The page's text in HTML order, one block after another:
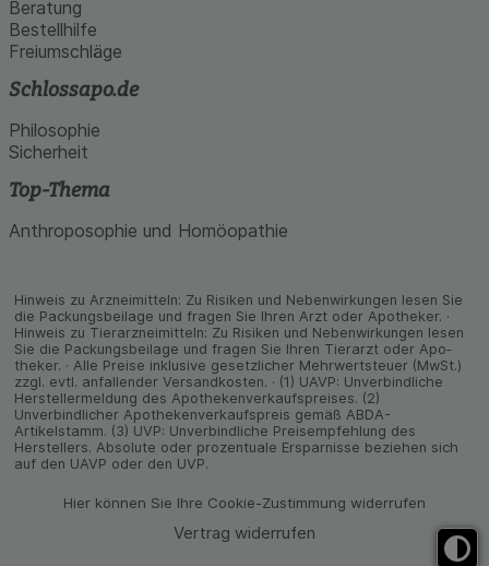
Beratung
Bestellhilfe
Freiumschläge
Schlossapo.de
Philosophie
Sicherheit
Top-Thema
Anthroposophie und Homöopathie
Hinweis zu Arzneimitteln: Zu Risiken und Neben­wirkungen lesen Sie
die Packungs­beilage und fragen Sie Ihren Arzt oder Apo­theker. ·
Hinweis zu Tier­arz­nei­mitteln: Zu Risiken und Neben­wirkungen lesen
Sie die Packungs­beilage und fragen Sie Ihren Tier­arzt oder Apo­
theker. · Alle Preise inklusive gesetz­licher Mehrwertsteuer (MwSt.)
zzgl. evtl. anfallender Versand­kosten. · (1) UAVP: Unverbindliche
Herstellermeldung des Apothekenverkaufspreises. (2)
Unverbindlicher Apothekenverkaufspreis gemäß ABDA-
Artikelstamm. (3) UVP: Unverbindliche Preisempfehlung des
Herstellers. Absolute oder prozentuale Ersparnisse beziehen sich
auf den UAVP oder den UVP.
Hier können Sie Ihre Cookie-Zustimmung widerrufen
Vertrag widerrufen